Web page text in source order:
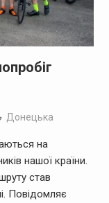
Донецька
на
нашої країни.
став
Повідомляє